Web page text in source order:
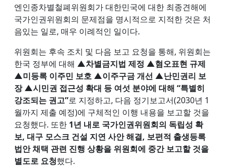
엔인종차별철폐위원회가 대한민국에 대한 최종견해에
국가인권위원회의 문제점을 명시적으로 지적한 것은 처
음있는 일로, 매우 이례적인 일이다.
위원회는 후속 조치 및 다음 보고 요청을 통해, 위원회는
한국 정부에 대해 ▲차별금지법 제정 ▲혐오표현 규제
▲미등록 이주민 보호 ▲이주구금 개선 ▲난민권리 보
장 ▲시민권 접근성 확대 등 여섯 분야에 대해 “특별히
강조되는 권고”로 지정하고, 다음 정기보고서(2030년 1
월까지 제출 예정)에 구체적인 이행 내용을 보고할 것을
요청했다. 또한 1년 내로 국가인권위원회의 독립성 확
보, 대구 모스크 건설 지연 사안 해결, 보편적 출생등록
법안 채택 관련 진행 상황을 위원회에 중간 보고할 것을
별도로 요청했다.